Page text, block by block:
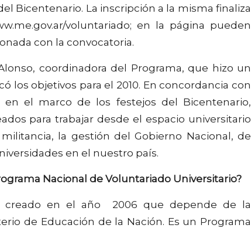
Bicentenario. La inscripción a la misma finaliza
voluntariado; en la página pueden
con la convocatoria.
coordinadora del Programa, que hizo un
los objetivos para el 2010. En concordancia con
el marco de los festejos del Bicentenario,
para trabajar desde el espacio universitario
la gestión del Gobierno Nacional, de
en el nuestro país.
Nacional de Voluntariado Universitario?
creado en el año 2006 que depende de la
de Educación de la Nación. Es un Programa